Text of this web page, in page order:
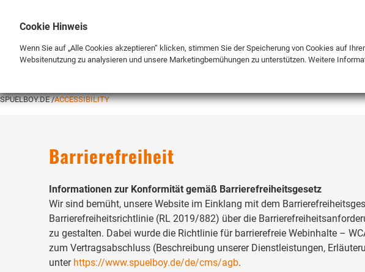
SPUELBOY.DE ACCESSIBILITY
Barrierefreiheit
Informationen zur Konformität gemäß Barrierefreiheitsgesetz
Wir sind bemüht, unsere Website im Einklang mit dem
Barrierefreiheitsrichtlinie (RL 2019/882) über die
zu gestalten. Dabei wurde die Richtlinie für barrierefreie Webinhalte –
zum Vertragsabschluss (Beschreibung unserer Dienstleistungen,
unter https://www.spuelboy.de/de/cms/agb.
Cookie Hinweis
Wenn Sie auf „Alle Cookies akzeptieren“ klicken, stimmen Sie der Speicherung von Cookies auf
Websitenutzung zu analysieren und unsere Marketingbemühungen zu unterstützen. Weitere